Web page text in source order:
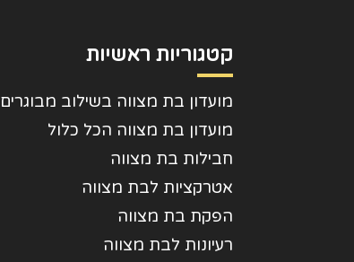
קטגוריות ראשיות
מועדון בת מצווה בשילוב מבוגרים
מועדון בת מצווה הכל כלול
חבילות בת מצווה
אטרקציות לבת מצווה
הפקת בת מצווה
רעיונות לבת מצווה